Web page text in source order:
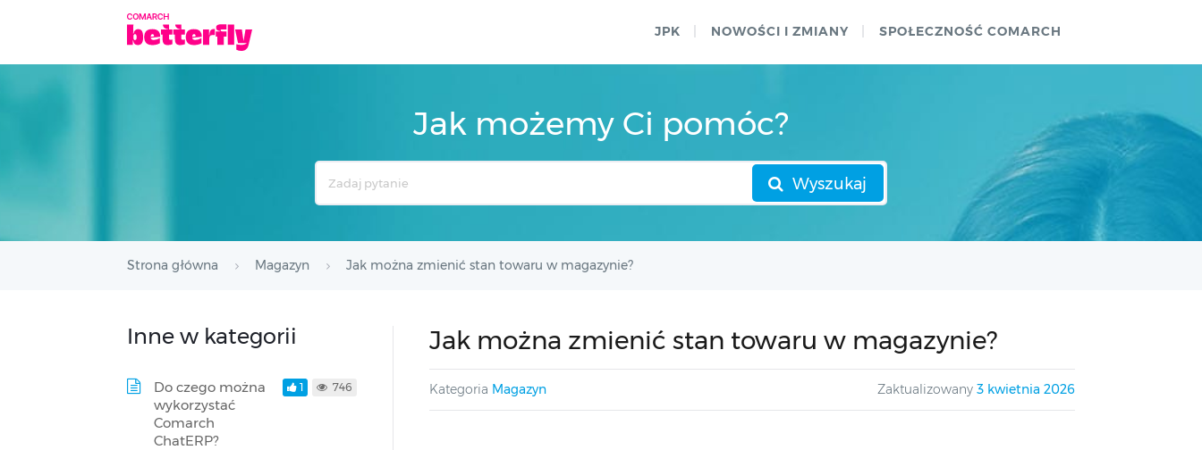
JPK NOWOŚCI I ZMIANY SPOŁECZNOŚĆ COMARCH
Jak możemy Ci pomóc?
Wyszukaj
Strona główna Magazyn Jak można zmienić stan towaru w magazynie?
Jak można zmienić stan towaru w magazynie?
Kategoria Magazyn Zaktualizowany 3 kwietnia 2026
Inne w kategorii
Do czego można
wykorzystać
Comarch
ChatERP?
1 746